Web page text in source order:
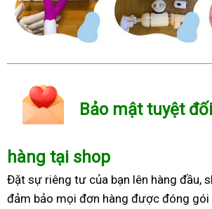
Bảo mật tuyệt
hàng tại shop
Đặt sự riêng tư của bạn lên hàng đầu,
đảm bảo mọi đơn hàng được đóng gói